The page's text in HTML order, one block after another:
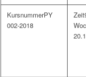
PY
002-2018